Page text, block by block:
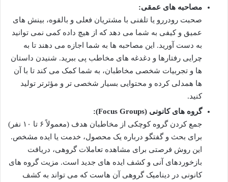
مصاحبه های عمقی:
صحبت رودررو یا تلفنی با مشتریان فعلی و بالقوه، بینش های
عمیق و کیفی به شما می دهد که از هیچ داده کمی نمی توانید
به دست آورید. این مصاحبه ها به شما اجازه می دهند تا به
چرایی رفتارها و دغدغه های مخاطب پی ببرید. شنیدن داستان
ها و تجربیات شخصی مخاطبان، به شما کمک می کند تا با آن
ها همدلی کرده و محتوایی بسیار شخصی تر و مؤثرتر تولید
کنید.
گروه های کانونی (Focus Groups):
جمع کردن گروه کوچکی از مخاطبان هدف (معمولاً ۶ تا ۱۰ نفر)
برای بحث و گفتگو درباره یک محصول، خدمت یا ایده مشخص.
این روش فرصتی برای مشاهده تعاملات گروهی، دریافت
بازخوردهای آنی و کشف ایده های جدید است. مزیت گروه های
کانونی در دینامیک گروهی آن هاست که می تواند به کشف